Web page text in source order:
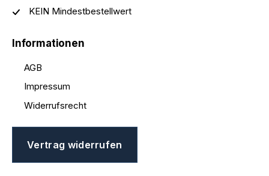
KEIN Mindestbestellwert
Informationen
AGB
Impressum
Widerrufsrecht
Vertrag widerrufen